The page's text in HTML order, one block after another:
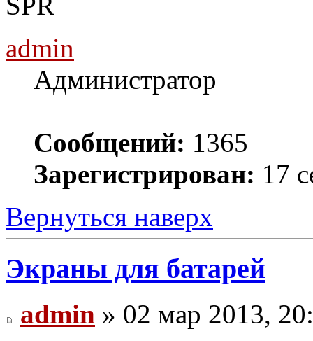
admin
Администратор
Сообщений: 1365
Зарегистрирован: 17
Вернуться наверх
Экраны для батарей
admin » 02 мар 2013,